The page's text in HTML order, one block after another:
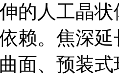
的人工晶
赖。焦深
面、预装